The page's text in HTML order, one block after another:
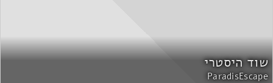
שוד היסטרי
ParadisEscape